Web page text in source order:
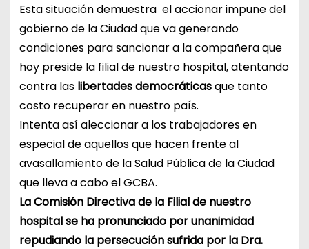
Esta situación demuestra el accionar impune del
gobierno de la Ciudad que va generando
condiciones para sancionar a la compañera que
hoy preside la filial de nuestro hospital, atentando
contra las libertades democráticasque tanto
costo recuperar en nuestro país.
Intenta así aleccionar a los trabajadores en
especial de aquellos que hacen frente al
avasallamiento de la Salud Pública de la Ciudad
que lleva a cabo el GCBA.
La Comisión Directiva de la Filial de nuestro
hospital se ha pronunciado por unanimidad
repudiando la persecución sufrida por la Dra.